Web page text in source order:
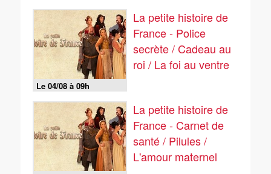
Le 04/08 à 09h
La petite histoire de
France - Police
secrète / Cadeau au
roi / La foi au ventre
La petite histoire de
France - Carnet de
santé / Pilules /
L'amour maternel